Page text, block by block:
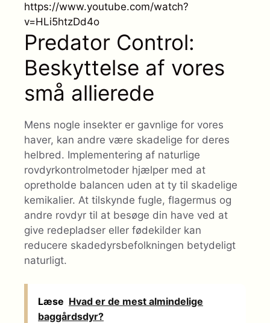
https://www.youtube.com/watch?
v=HLi5htzDd4o
Predator Control:
Beskyttelse af vores
små allierede
Mens nogle insekter er gavnlige for vores
haver, kan andre være skadelige for deres
helbred. Implementering af naturlige
rovdyrkontrolmetoder hjælper med at
opretholde balancen uden at ty til skadelige
kemikalier. At tilskynde fugle, flagermus og
andre rovdyr til at besøge din have ved at
give redepladser eller fødekilder kan
reducere skadedyrsbefolkningen betydeligt
naturligt.
Læse Hvad er de mest almindelige
baggårdsdyr?